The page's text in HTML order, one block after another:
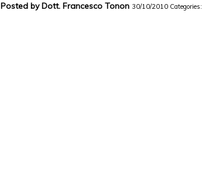
Posted by Dott. Francesco Tonon 30/10/2010 Categories: